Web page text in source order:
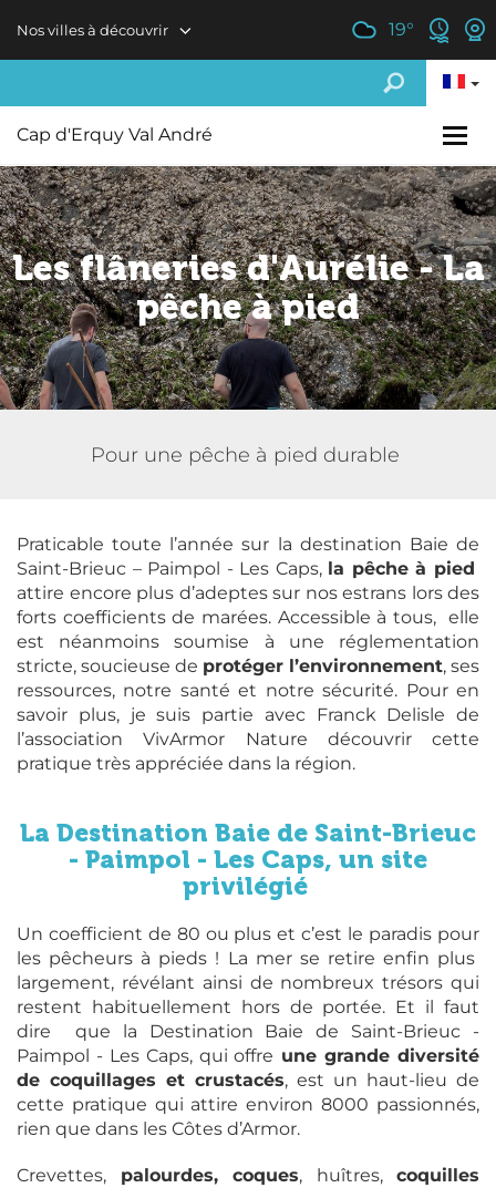
Nos villes à découvrir 19°
Cap d'Erquy Val André
Les flâneries d'Aurélie - La
pêche à pied
Pour une pêche à pied durable
Praticable toute l’année sur la destination Baie de
Saint-Brieuc – Paimpol - Les Caps, la pêche à pied
attire encore plus d’adeptes sur nos estrans lors des
forts coefficients de marées. Accessible à tous, elle
est néanmoins soumise à une réglementation
stricte, soucieuse de protéger l’environnement, ses
ressources, notre santé et notre sécurité. Pour en
savoir plus, je suis partie avec Franck Delisle de
l’association VivArmor Nature découvrir cette
pratique très appréciée dans la région.
La Destination Baie de Saint-Brieuc
- Paimpol - Les Caps, un site
privilégié
Un coefficient de 80 ou plus et c’est le paradis pour
les pêcheurs à pieds ! La mer se retire enfin plus
largement, révélant ainsi de nombreux trésors qui
restent habituellement hors de portée. Et il faut
dire que la Destination Baie de Saint-Brieuc -
Paimpol - Les Caps, qui offre une grande diversité
de coquillages et crustacés, est un haut-lieu de
cette pratique qui attire environ 8000 passionnés,
rien que dans les Côtes d’Armor.
Crevettes, palourdes, coques, huîtres, coquilles